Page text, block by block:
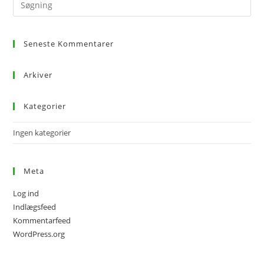
Seneste Kommentarer
Arkiver
Kategorier
Ingen kategorier
Meta
Log ind
Indlægsfeed
Kommentarfeed
WordPress.org